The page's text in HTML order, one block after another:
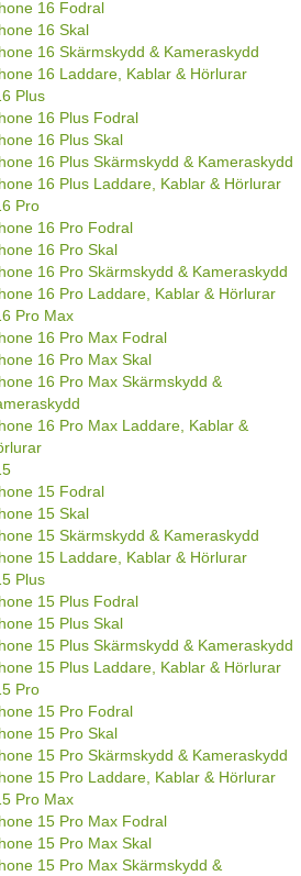
16 Fodral
16 Skal
16 Skärmskydd & Kameraskydd
16 Laddare, Kablar & Hörlurar
Plus
16 Plus Fodral
16 Plus Skal
16 Plus Skärmskydd & Kameraskydd
16 Plus Laddare, Kablar & Hörlurar
Pro
16 Pro Fodral
16 Pro Skal
16 Pro Skärmskydd & Kameraskydd
16 Pro Laddare, Kablar & Hörlurar
Pro Max
16 Pro Max Fodral
16 Pro Max Skal
16 Pro Max Skärmskydd &
16 Pro Max Laddare, Kablar &
15 Fodral
15 Skal
15 Skärmskydd & Kameraskydd
15 Laddare, Kablar & Hörlurar
Plus
15 Plus Fodral
15 Plus Skal
15 Plus Skärmskydd & Kameraskydd
15 Plus Laddare, Kablar & Hörlurar
Pro
15 Pro Fodral
15 Pro Skal
15 Pro Skärmskydd & Kameraskydd
15 Pro Laddare, Kablar & Hörlurar
Pro Max
15 Pro Max Fodral
15 Pro Max Skal
15 Pro Max Skärmskydd &